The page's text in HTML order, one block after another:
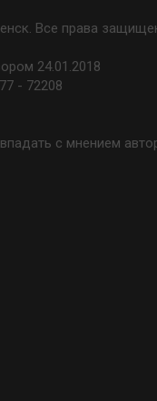
Все права
24.01.2018
- 72208
с мнением